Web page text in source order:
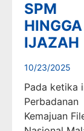
SPM
HINGGA
IJAZAH
10/23/2025
Pada ketika
Perbadanan
Kemajuan